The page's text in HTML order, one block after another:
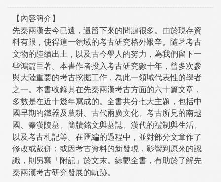
【內容簡介】
先秦兩漢去今已遠，遺留下來的問題很多。由於現存資
料有限，使得這一領域的考古研究格外艱辛。隨著考古
文物的陸續出土，以及古今學人的努力，為我們留下一
些鴻篇巨著。本書作者投入考古研究數十年，曾多次參
與大陸重要的考古挖掘工作，為此一領域代表性的學者
之一。本書收錄其在先秦兩漢考古方面的六十篇文章，
多數是在近十幾年寫成的。全書共分七大主題，包括中
國早期的鐵器及農耕、古代兩廣文化、考古所見的南越
國、秦漢陵墓、簡牘銘文與墓誌、漢代的禮制與生活、
以及考古札記等。在匯編的過程中，並對部分文章作了
修改或裁併；或因考古資料的新發現，影響到原來的認
識，則另寫「附記」於文末。綜觀全書，有助於了解先
秦兩漢考古研究發展的軌跡。